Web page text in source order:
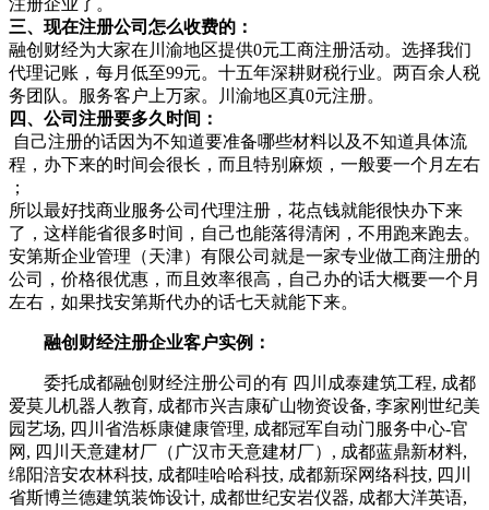
注册企业了。
三、现在注册公司怎么收费的：
融创财经为大家在川渝地区提供0元工商注册活动。选择我们
代理记账，每月低至99元。十五年深耕财税行业。两百余人税
务团队。服务客户上万家。川渝地区真0元注册。
四、公司注册要多久时间：
自己注册的话因为不知道要准备哪些材料以及不知道具体流
程，办下来的时间会很长，而且特别麻烦，一般要一个月左右
；
所以最好找商业服务公司代理注册，花点钱就能很快办下来
了，这样能省很多时间，自己也能落得清闲，不用跑来跑去。
安第斯企业管理（天津）有限公司就是一家专业做工商注册的
公司，价格很优惠，而且效率很高，自己办的话大概要一个月
左右，如果找安第斯代办的话七天就能下来。
融创财经注册企业客户实例：
委托成都融创财经注册公司的有 四川成泰建筑工程, 成都
爱莫儿机器人教育, 成都市兴吉康矿山物资设备, 李家刚世纪美
园艺场, 四川省浩栎康健康管理, 成都冠军自动门服务中心-官
网, 四川天意建材厂（广汉市天意建材厂）, 成都蓝鼎新材料,
绵阳涪安农林科技, 成都哇哈哈科技, 成都新琛网络科技, 四川
省斯博兰德建筑装饰设计, 成都世纪安岩仪器, 成都大洋英语,